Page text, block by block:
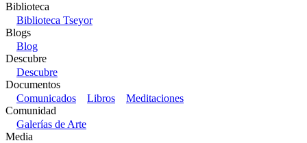
Biblioteca
Biblioteca Tseyor
Blogs
Blog
Descubre
Descubre
Documentos
Comunicados
Libros
Meditaciones
Comunidad
Galerías de Arte
Media